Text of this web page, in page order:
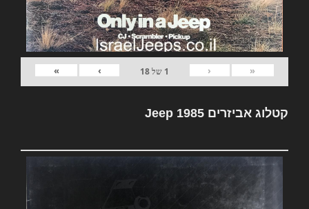
«
‹
1 של18
›
»
קטלוג אביזרים Jeep 1985